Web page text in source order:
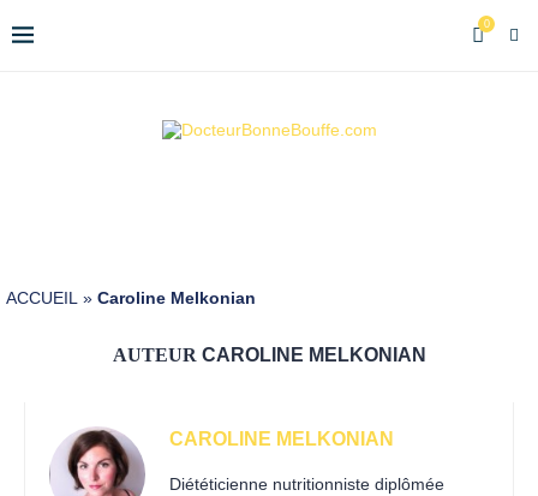
0
ACCUEIL » Caroline Melkonian
AUTEUR CAROLINE MELKONIAN
CAROLINE MELKONIAN
Diététicienne nutritionniste diplômée